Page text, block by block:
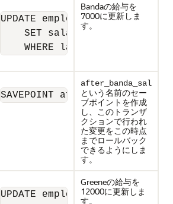
UPDATE employees
    SET salary = 7000
WHERE last_name =
Bandaの給与を
7000に更新しま
す。
SAVEPOINT after_banda_sal;
after_banda_sal
という名前のセー
ブポイントを作成
し、このトランザ
クションで行われ
た変更をこの時点
までロールバック
できるようにしま
す。
UPDATE employees
Greeneの給与を
12000に更新しま
す。